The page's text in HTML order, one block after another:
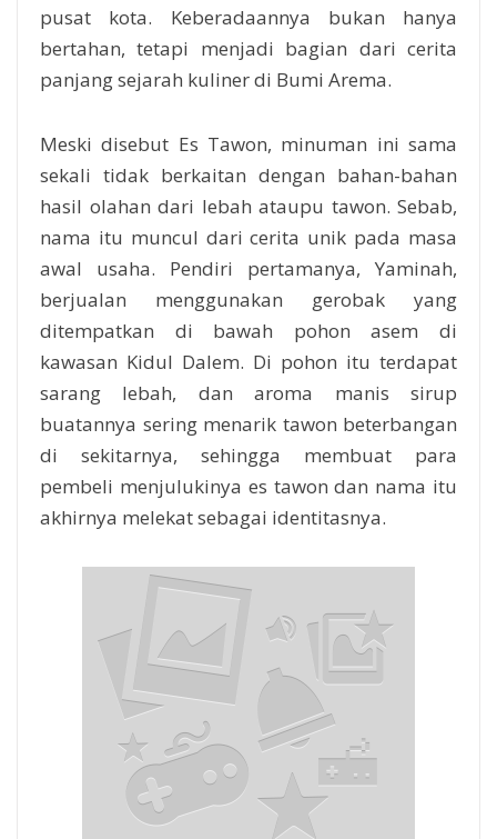
pusat kota. Keberadaannya bukan hanya
bertahan, tetapi menjadi bagian dari cerita
panjang sejarah kuliner di Bumi Arema.
Meski disebut Es Tawon, minuman ini sama
sekali tidak berkaitan dengan bahan-bahan
hasil olahan dari lebah ataupu tawon. Sebab,
nama itu muncul dari cerita unik pada masa
awal usaha. Pendiri pertamanya, Yaminah,
berjualan menggunakan gerobak yang
ditempatkan di bawah pohon asem di
kawasan Kidul Dalem. Di pohon itu terdapat
sarang lebah, dan aroma manis sirup
buatannya sering menarik tawon beterbangan
di sekitarnya, sehingga membuat para
pembeli menjulukinya es tawon dan nama itu
akhirnya melekat sebagai identitasnya.